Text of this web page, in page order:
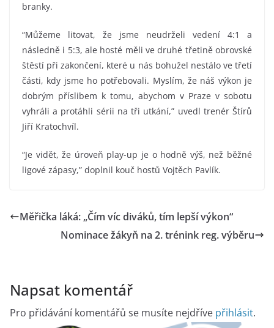
branky.
“Můžeme litovat, že jsme neudrželi vedení 4:1 a
následně i 5:3, ale hosté měli ve druhé třetině obrovské
štěstí při zakončení, které u nás bohužel nestálo ve třetí
části, kdy jsme ho potřebovali. Myslím, že náš výkon je
dobrým příslibem k tomu, abychom v Praze v sobotu
vyhráli a protáhli sérii na tři utkání,” uvedl trenér Štírů
Jiří Kratochvíl.
“Je vidět, že úroveň play-up je o hodně výš, než běžné
ligové zápasy,” doplnil kouč hostů Vojtěch Pavlík.
Měřička láká: „Čím víc diváků, tím lepší výkon“
Nominace žákyň na 2. trénink reg. výběru
Napsat komentář
Pro přidávání komentářů se musíte nejdříve přihlásit.